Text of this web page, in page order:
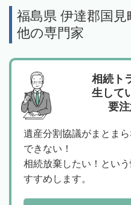
福島県 伊達郡国
他の専門家
相続ト
生して
要注
遺産分割協議がまとま
できない！
相続放棄したい！とい
すすめします。